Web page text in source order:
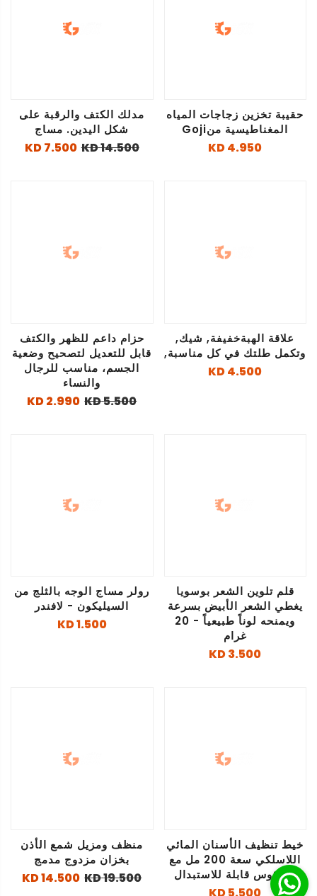
حقيبة تخزين زجاجات المياه
المغناطيسية منGoji
4.950 KD
مدلك الكتف والرقبة على
شكل اليدين. مساج
14.500 KD
7.500 KD
علاقة الهبةخفيفة, شيك,
وتكمل طلتك في كل مناسبة,
4.500 KD
حزام داعم للظهر والكتف
قابل للتعديل لتصحيح وضعية
الجسم، مناسب للرجال
والنساء
5.500 KD
2.990 KD
قلم تلوين الشعر بوسويا
يغطي الشعر الأبيض بسرعة
ويمنحه لوناً طبيعياً - 20
غرام
3.500 KD
رولر مساج الوجه بالثلج من
السيليكون - لافندر
1.500 KD
خيط تنظيف الأسنان المائي
اللاسلكي سعة 200 مل مع
4 رؤوس قابلة للاستبدال
5.500 KD
منظف ومزيل شمع الأذن
بخزان مزدوج مدمج
19.500 KD
14.500 KD